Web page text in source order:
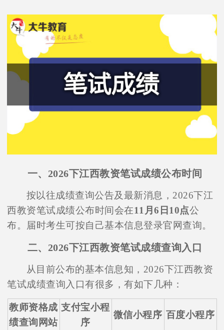
一、2026下江西教资笔试成绩公布时间
按以往成绩查询公告及最新消息，2026下江
西教资笔试成绩公布时间会在11月6日10点公
布。届时考生可按自己基本信息登录官网查询。
二、2026下江西教资笔试成绩查询入口
从目前公布的基本信息知，2026下江西教资
笔试成绩查询入口有很多，有如下几种：
教师资格成
绩查询网站
支付宝小程
序
微信小程序 百度小程序